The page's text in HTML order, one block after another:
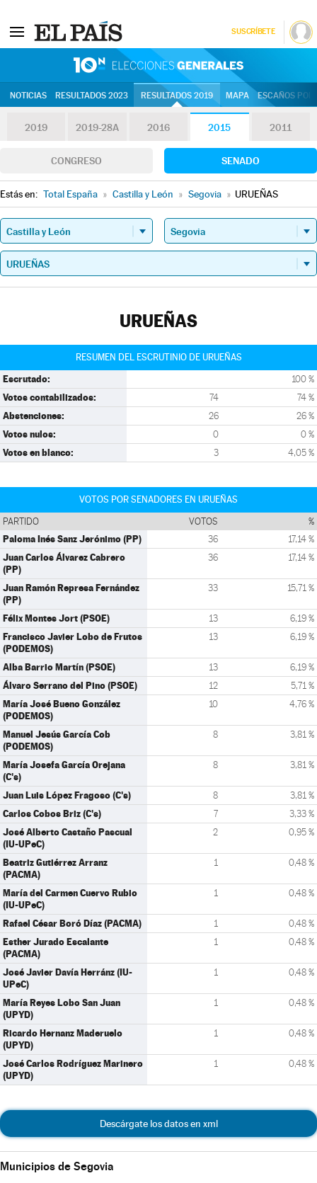
SUSCRÍBETE
NOTICIAS RESULTADOS 2023 RESULTADOS 2019 MAPA ESCAÑOS
2019 2019-28A 2016 2015 2011
CONGRESO SENADO
Estás en: Total España » Castilla y León » Segovia » URUEÑAS
URUEÑAS
RESUMEN DEL ESCRUTINIO DE URUEÑAS
Escrutado: 100 %
Votos contabilizados: 74 74 %
Abstenciones: 26 26 %
Votos nulos: 0 0 %
Votos en blanco: 3 4,05 %
VOTOS POR SENADORES EN URUEÑAS
PARTIDO VOTOS %
Paloma Inés Sanz Jerónimo (PP) 36 17,14 %
Juan Carlos Álvarez Cabrero
(PP)
36 17,14 %
Juan Ramón Represa Fernández
(PP)
33 15,71 %
Félix Montes Jort (PSOE) 13 6,19 %
Francisco Javier Lobo de Frutos
(PODEMOS)
13 6,19 %
Alba Barrio Martín (PSOE) 13 6,19 %
Álvaro Serrano del Pino (PSOE) 12 5,71 %
María José Bueno González
(PODEMOS)
10 4,76 %
Manuel Jesús García Cob
(PODEMOS)
8 3,81 %
María Josefa García Orejana
(C's)
8 3,81 %
Juan Luis López Fragoso (C's) 8 3,81 %
Carlos Cobos Briz (C's) 7 3,33 %
José Alberto Castaño Pascual
(IU-UPeC)
2 0,95 %
Beatriz Gutiérrez Arranz
(PACMA)
1 0,48 %
María del Carmen Cuervo Rubio
(IU-UPeC)
1 0,48 %
Rafael César Boró Díaz (PACMA) 1 0,48 %
Esther Jurado Escalante
(PACMA)
1 0,48 %
José Javier Davía Herránz (IU-
UPeC)
1 0,48 %
María Reyes Lobo San Juan
(UPYD)
1 0,48 %
Ricardo Hernanz Maderuelo
(UPYD)
1 0,48 %
José Carlos Rodríguez Marinero
(UPYD)
1 0,48 %
Descárgate los datos en xml
Municipios de Segovia